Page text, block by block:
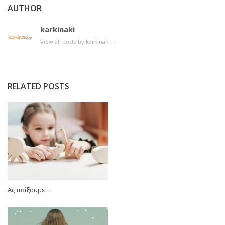
AUTHOR
karkinaki
View all posts by karkinaki →
RELATED POSTS
Ας παίξουμε…